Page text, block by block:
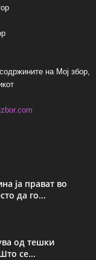
на Мој збор,
ја прават во
да го...
од тешки
се...